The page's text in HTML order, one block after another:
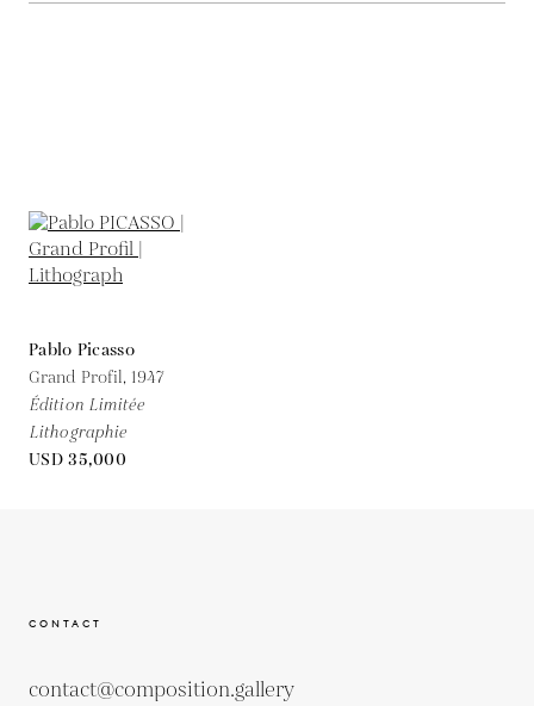
Pablo Picasso
Grand Profil, 1947
Édition Limitée
Lithographie
USD 35,000
CONTACT
contact@composition.gallery